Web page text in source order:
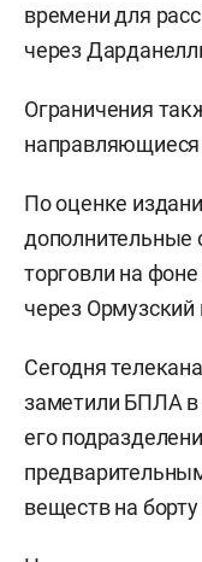
времени для
через
Ограничения
направляющиеся
По оценке
дополнительные
торговли на
через Ормузский
Сегодня
заметили БПЛА в
его
веществ на